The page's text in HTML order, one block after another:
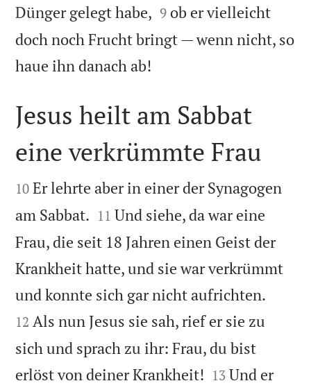
Dünger gelegt habe, 

9 ob er vielleicht
doch noch Frucht bringt — wenn nicht, so
haue ihn danach ab!

Jesus heilt am Sabbat
eine verkrümmte Frau

10 Er lehrte aber in einer der Synagogen
am Sabbat. 

11 Und siehe, da war eine
Frau, die seit 18 Jahren einen Geist der
Krankheit hatte, und sie war verkrümmt
und konnte sich gar nicht aufrichten.
12 Als nun Jesus sie sah, rief er sie zu
sich und sprach zu ihr: Frau, du bist
erlöst von deiner Krankheit! 

13 Und er